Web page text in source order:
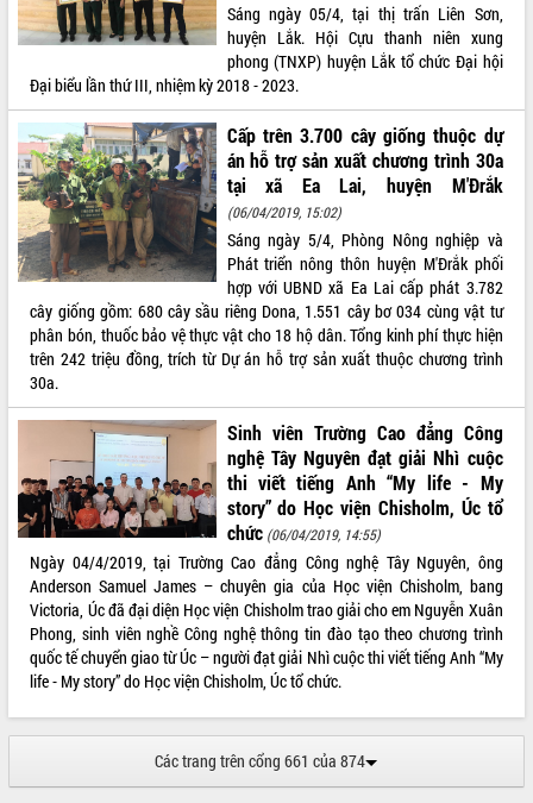
Sáng ngày 05/4, tại thị trấn Liên Sơn,
huyện Lắk. Hội Cựu thanh niên xung
phong (TNXP) huyện Lắk tổ chức Đại hội
Đại biểu lần thứ III, nhiệm kỳ 2018 - 2023.
Cấp trên 3.700 cây giống thuộc dự
án hỗ trợ sản xuất chương trình 30a
tại xã Ea Lai, huyện M'Đrắk
(06/04/2019, 15:02)
Sáng ngày 5/4, Phòng Nông nghiệp và
Phát triển nông thôn huyện M'Đrắk phối
hợp với UBND xã Ea Lai cấp phát 3.782
cây giống gồm: 680 cây sầu riêng Dona, 1.551 cây bơ 034 cùng vật tư
phân bón, thuốc bảo vệ thực vật cho 18 hộ dân. Tổng kinh phí thực hiện
trên 242 triệu đồng, trích từ Dự án hỗ trợ sản xuất thuộc chương trình
30a.
Sinh viên Trường Cao đẳng Công
nghệ Tây Nguyên đạt giải Nhì cuộc
thi viết tiếng Anh “My life - My
story” do Học viện Chisholm, Úc tổ
chức (06/04/2019, 14:55)
Ngày 04/4/2019, tại Trường Cao đẳng Công nghệ Tây Nguyên, ông
Anderson Samuel James – chuyên gia của Học viện Chisholm, bang
Victoria, Úc đã đại diện Học viện Chisholm trao giải cho em Nguyễn Xuân
Phong, sinh viên nghề Công nghệ thông tin đào tạo theo chương trình
quốc tế chuyển giao từ Úc – người đạt giải Nhì cuộc thi viết tiếng Anh “My
life - My story” do Học viện Chisholm, Úc tổ chức.
Các trang trên cổng 661 của 874